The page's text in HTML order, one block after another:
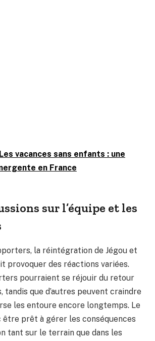
Les vacances sans enfants : une
en France
sur l’équipe et les
la réintégration de Jégou et
provoquer des réactions variées.
pourraient se réjouir du retour
tandis que d’autres peuvent craindre
les entoure encore longtemps. Le
être prêt à gérer les conséquences
tant sur le terrain que dans les